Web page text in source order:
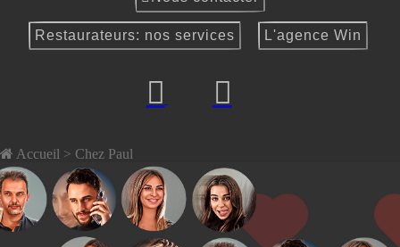
Restaurateurs: nos services L'agence Win
Accueil > Chez Paul